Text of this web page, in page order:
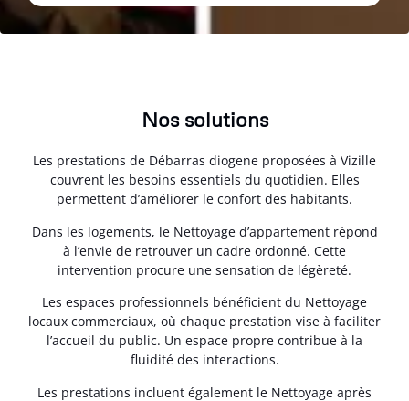
Nos solutions
Les prestations de Débarras diogene proposées à Vizille
couvrent les besoins essentiels du quotidien. Elles
permettent d’améliorer le confort des habitants.
Dans les logements, le Nettoyage d’appartement répond
à l’envie de retrouver un cadre ordonné. Cette
intervention procure une sensation de légèreté.
Les espaces professionnels bénéficient du Nettoyage
locaux commerciaux, où chaque prestation vise à faciliter
l’accueil du public. Un espace propre contribue à la
fluidité des interactions.
Les prestations incluent également le Nettoyage après